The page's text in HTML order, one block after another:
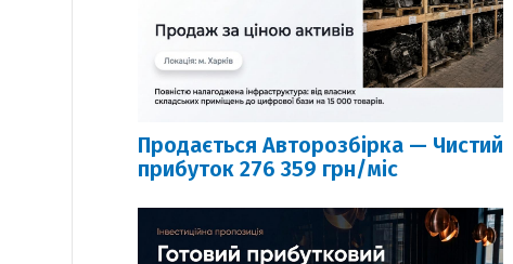
Продається Авторозбірка — Чистий
прибуток 276 359 грн/міс